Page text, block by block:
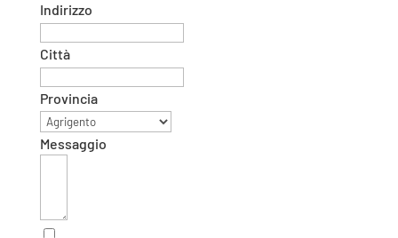
Indirizzo
Città
Provincia
Messaggio